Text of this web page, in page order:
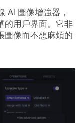
AI 圖像增強器，
的用戶界面。它非
圖像而不想麻煩的